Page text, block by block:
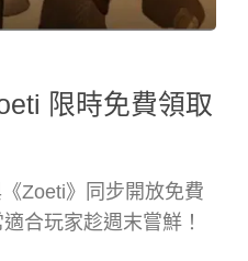
限時免費領取
Zoeti》同步開放免費
合玩家趁週末嘗鮮！